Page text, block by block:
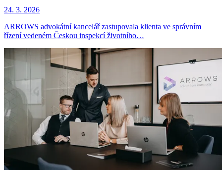
24. 3. 2026
ARROWS advokátní kancelář zastupovala klienta ve správním
řízení vedeném Českou inspekcí životního…